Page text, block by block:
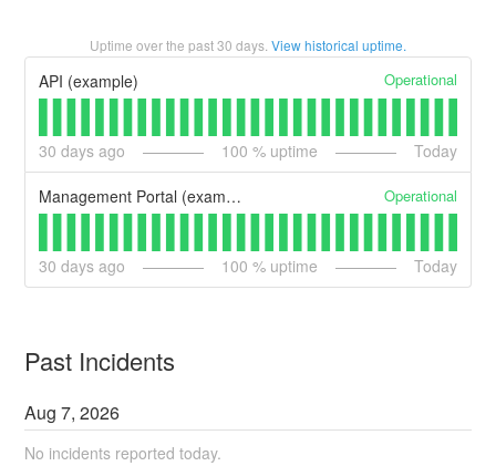
Uptime over the past30 days. View historical uptime.
API (example) Operational
30 days ago 100 % uptime Today
Management Portal (example) Operational
30 days ago 100 % uptime Today
Past Incidents
Aug7,2026
No incidents reported today.